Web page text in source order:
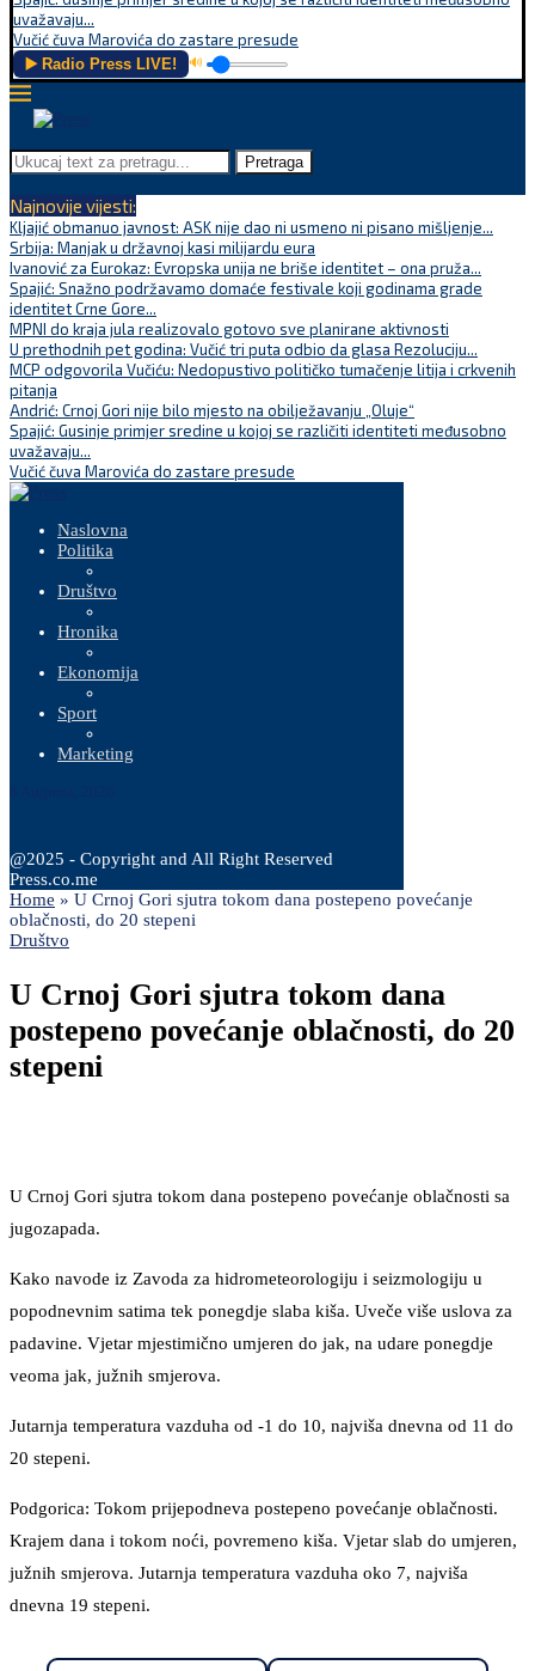
uvažavaju...
Vučić čuva Marovića do zastare presude
▶️ Radio Press LIVE! 🔊
Pretraga
Najnovije vijesti:
Kljajić obmanuo javnost: ASK nije dao ni usmeno ni pisano mišljenje...
Srbija: Manjak u državnoj kasi milijardu eura
Ivanović za Eurokaz: Evropska unija ne briše identitet – ona pruža...
Spajić: Snažno podržavamo domaće festivale koji godinama grade
identitet Crne Gore...
MPNI do kraja jula realizovalo gotovo sve planirane aktivnosti
U prethodnih pet godina: Vučić tri puta odbio da glasa Rezoluciju...
MCP odgovorila Vučiću: Nedopustivo političko tumačenje litija i crkvenih
pitanja
Andrić: Crnoj Gori nije bilo mjesto na obilježavanju „Oluje“
Spajić: Gusinje primjer sredine u kojoj se različiti identiteti međusobno
uvažavaju...
Vučić čuva Marovića do zastare presude
Naslovna
Politika
Društvo
Hronika
Ekonomija
Sport
Marketing
@2025 - Copyright and All Right Reserved
Press.co.me
Home » U Crnoj Gori sjutra tokom dana postepeno povećanje
oblačnosti, do 20 stepeni
Društvo
U Crnoj Gori sjutra tokom dana
postepeno povećanje oblačnosti, do 20
stepeni
U Crnoj Gori sjutra tokom dana postepeno povećanje oblačnosti sa
jugozapada.
Kako navode iz Zavoda za hidrometeorologiju i seizmologiju u
popodnevnim satima tek ponegdje slaba kiša. Uveče više uslova za
padavine. Vjetar mjestimično umjeren do jak, na udare ponegdje
veoma jak, južnih smjerova.
Jutarnja temperatura vazduha od -1 do 10, najviša dnevna od 11 do
20 stepeni.
Podgorica: Tokom prijepodneva postepeno povećanje oblačnosti.
Krajem dana i tokom noći, povremeno kiša. Vjetar slab do umjeren,
južnih smjerova. Jutarnja temperatura vazduha oko 7, najviša
dnevna 19 stepeni.